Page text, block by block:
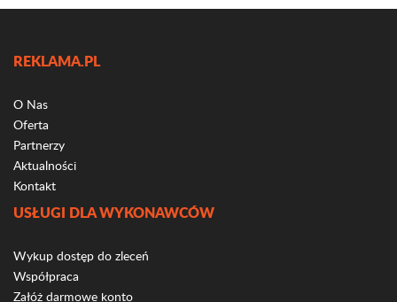
REKLAMA.PL
O Nas
Oferta
Partnerzy
Aktualności
Kontakt
USŁUGI DLA WYKONAWCÓW
Wykup dostęp do zleceń
Współpraca
Załóż darmowe konto